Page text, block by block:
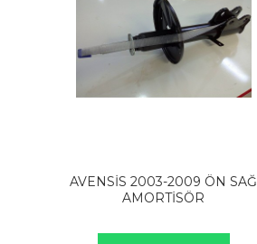
AVENSİS 2003-2009 ÖN SAĞ
AMORTİSÖR